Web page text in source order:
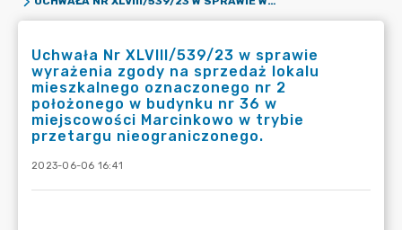
Uchwała Nr XLVIII/539/23 w sprawie
wyrażenia zgody na sprzedaż lokalu
mieszkalnego oznaczonego nr 2
położonego w budynku nr 36 w
miejscowości Marcinkowo w trybie
przetargu nieograniczonego.
2023-06-06 16:41